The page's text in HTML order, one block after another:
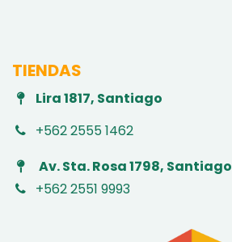
TIENDAS
Lira 1817, Santiago
+562 2555 1462
Av. Sta. Rosa 1798, Santiago
+562 2551 9993